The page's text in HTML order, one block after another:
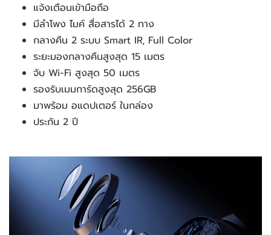
แจ้งเตือนเข้ามือถือ
มีลำโพง ไมค์ สื่อสารได้ 2 ทาง
กลางคืน 2 ระบบ Smart IR, Full Color
ระยะมองกลางคืนสูงสุด 15 เมตร
จับ Wi-Fi สูงสุด 50 เมตร
รองรับเมมการ์ดสูงสุด 256GB
มาพร้อม อแดปเตอร์ ในกล่อง
ประกัน 2 ปี